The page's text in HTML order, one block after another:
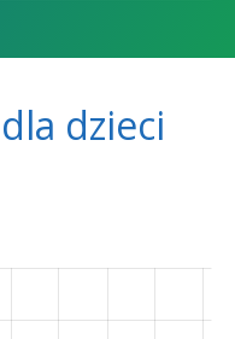
dzieci